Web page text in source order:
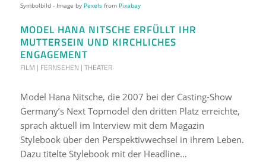
Symbolbild - Image by Pexelsfrom Pixabay
MODEL HANA NITSCHE ERFÜLLT IHR
MUTTERSEIN UND KIRCHLICHES
ENGAGEMENT
FILM | FERNSEHEN | THEATER
Model Hana Nitsche, die 2007 bei der Casting-Show
Germany’s Next Topmodel den dritten Platz erreichte,
sprach aktuell im Interview mit dem Magazin
Stylebook über den Perspektivwechsel in ihrem Leben.
Dazu titelte Stylebook mit der Headline…